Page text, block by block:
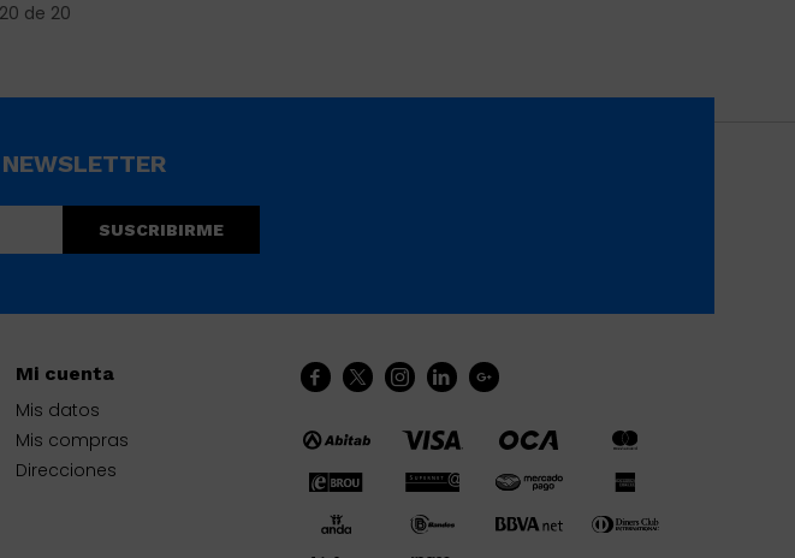
20 de 20
    
Mi cuenta
Mis datos
Mis compras
Direcciones
SUSCRIBIRME